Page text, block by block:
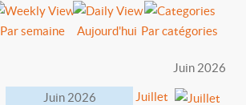
Par semaine Aujourd'hui Par catégories
Juin 2026
Juin 2026
Juillet